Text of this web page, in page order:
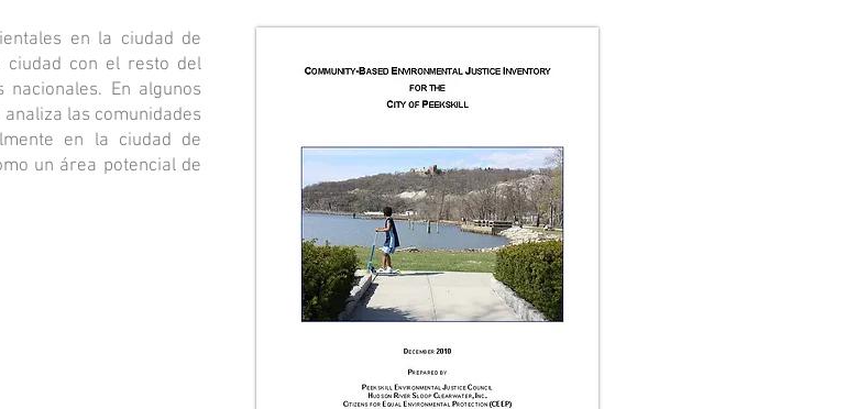
en la ciudad de
con el resto del
En algunos
las comunidades
en la ciudad de
un área potencial de